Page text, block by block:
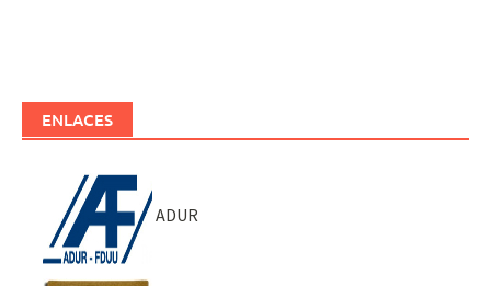
ENLACES
ADUR